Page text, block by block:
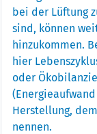
bei der Lüftung
sind, können
hinzukommen.
hier
oder
Herstellung,
nennen.